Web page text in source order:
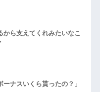
から支えてくれみたいなこ
ナスいくら貰ったの？」